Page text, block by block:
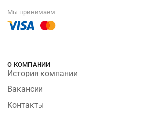
Мы принимаем
О КОМПАНИИ
История компании
Вакансии
Контакты